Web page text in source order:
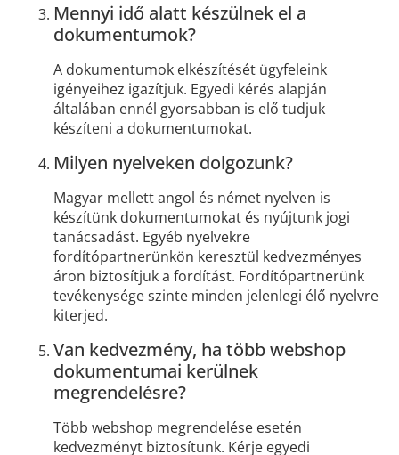
Mennyi idő alatt készülnek el a
dokumentumok?
A dokumentumok elkészítését ügyfeleink
igényeihez igazítjuk. Egyedi kérés alapján
általában ennél gyorsabban is elő tudjuk
készíteni a dokumentumokat.
Milyen nyelveken dolgozunk?
Magyar mellett angol és német nyelven is
készítünk dokumentumokat és nyújtunk jogi
tanácsadást. Egyéb nyelvekre
fordítópartnerünkön keresztül kedvezményes
áron biztosítjuk a fordítást. Fordítópartnerünk
tevékenysége szinte minden jelenlegi élő nyelvre
kiterjed.
Van kedvezmény, ha több webshop
dokumentumai kerülnek
megrendelésre?
Több webshop megrendelése esetén
kedvezményt biztosítunk. Kérje egyedi